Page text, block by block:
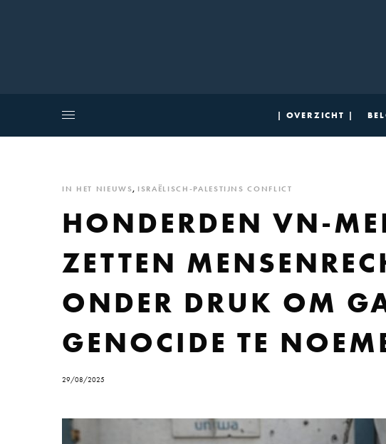
| OVERZICHT |
IN HET NIEUWS, ISRAËLISCH-PALESTIJNS CONFLICT
HONDERDEN VN-
ZETTEN
ONDER DRUK OM
GENOCIDE TE
29/08/2025